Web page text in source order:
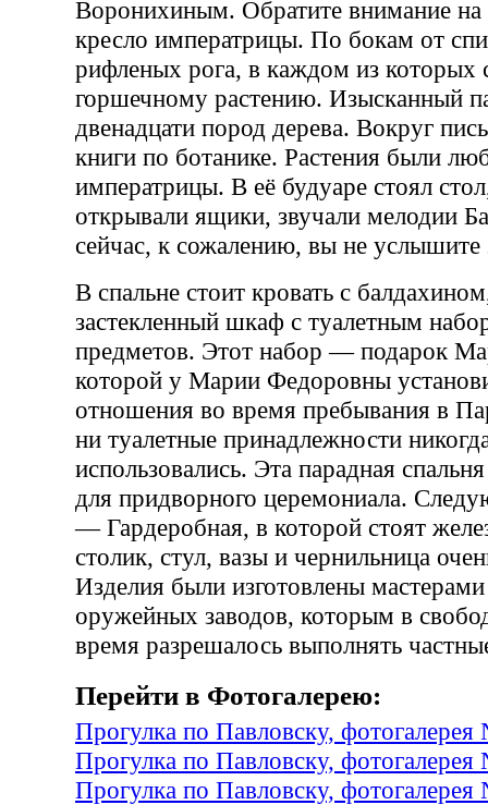
Воронихиным. Обратите внимание на
кресло императрицы. По бокам от
рифленых рога, в каждом из которых
горшечному растению. Изысканный
двенадцати пород дерева. Вокруг
книги по ботанике. Растения были
императрицы. В её будуаре стоял
открывали ящики, звучали мелодии
сейчас, к сожалению, вы не услышите
В спальне стоит кровать с
застекленный шкаф с туалетным
предметов. Этот набор — подарок
которой у Марии Федоровны
отношения во время пребывания в
ни туалетные принадлежности
использовались. Эта парадная
для придворного церемониала.
— Гардеробная, в которой стоят
столик, стул, вазы и чернильница
Изделия были изготовлены мастерами
оружейных заводов, которым в
время разрешалось выполнять
Перейти в Фотогалерею:
Прогулка по Павловску,
Прогулка по Павловску,
Прогулка по Павловску,